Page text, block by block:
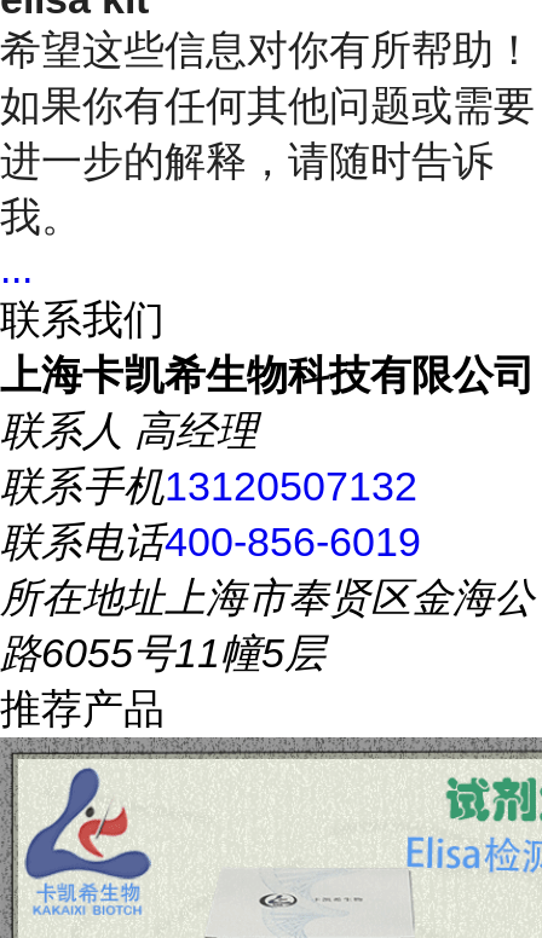
希望这些信息对你有所帮助！
如果你有任何其他问题或需要
进一步的解释，请随时告诉
我。
...
联系我们
上海卡凯希生物科技有限公司
联系人 高经理
联系手机13120507132
联系电话400-856-6019
所在地址上海市奉贤区金海公
路6055号11幢5层
推荐产品